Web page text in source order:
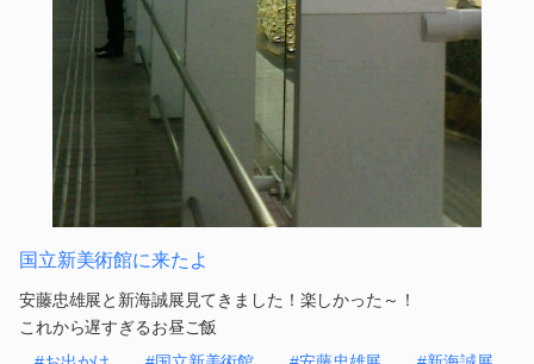
国立新美術館に来たよ
安藤忠雄展と新海誠展見てきました！楽しかった～！
これから遅すぎるお昼ご飯